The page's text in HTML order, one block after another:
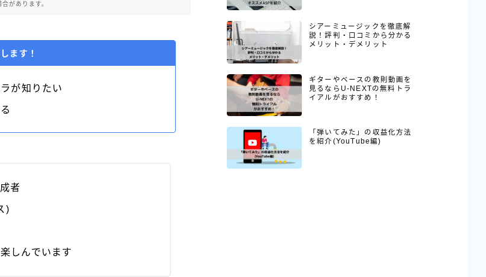
があります。
ます！
が知りたい
者
)
しんでいます
シアーミュージックを徹底解
説！評判・口コミから分かる
メリット・デメリット
ギターやベースの教則動画を
見るならU-NEXTの無料トラ
イアルがおすすめ！
「弾いてみた」の収益化方法
を紹介(YouTube編)